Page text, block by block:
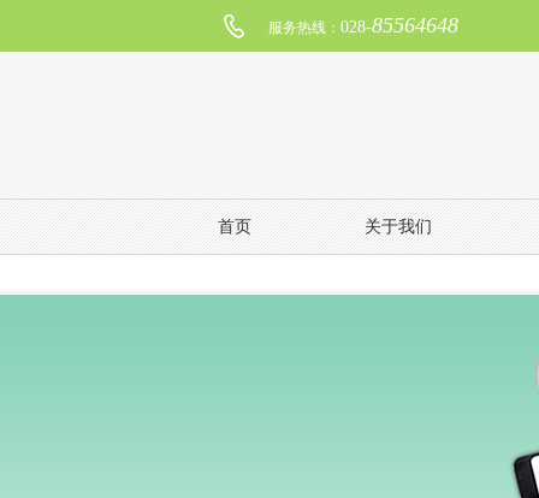
服务热线： 028-85564648
首页 关于我们